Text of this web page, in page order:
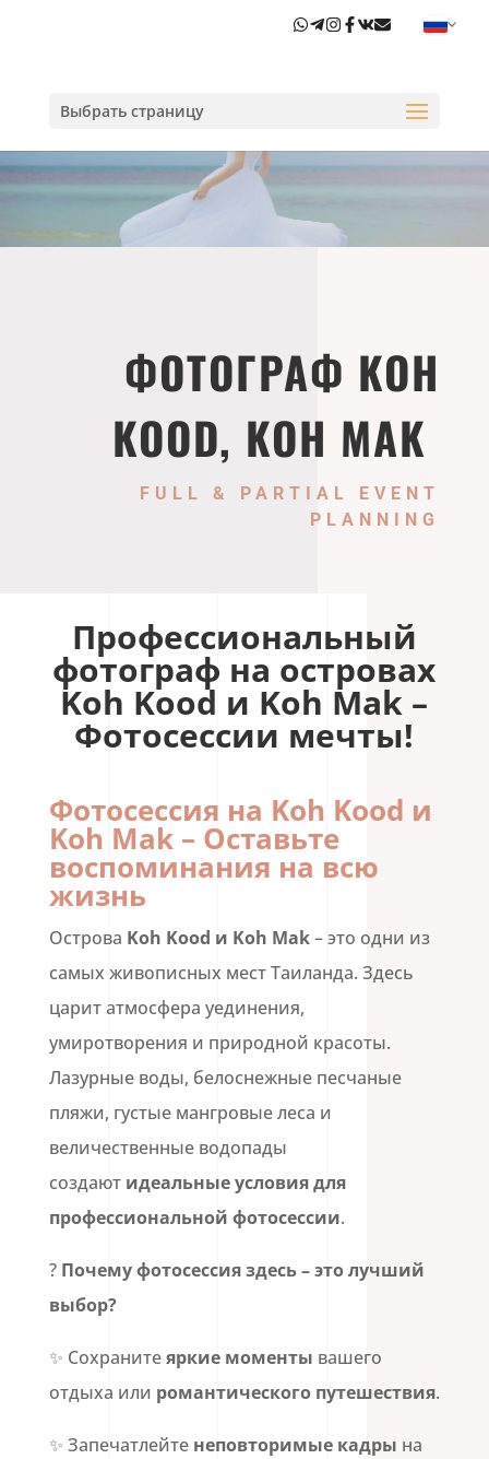
Выбрать страницу
ФОТОГРАФ KOH
KOOD, KOH MAK
FULL & PARTIAL EVENT
PLANNING
Профессиональный
фотограф на островах
Koh Kood и Koh Mak –
Фотосессии мечты!
Фотосессия на Koh Kood и
Koh Mak – Оставьте
воспоминания на всю
жизнь
Острова Koh Kood и Koh Mak– это одни из
самых живописных мест Таиланда. Здесь
царит атмосфера уединения,
умиротворения и природной красоты.
Лазурные воды, белоснежные песчаные
пляжи, густые мангровые леса и
величественные водопады
создают идеальные условия для
профессиональной фотосессии.
? Почему фотосессия здесь – это лучший
выбор?
✨ Сохранитеяркие моменты вашего
отдыха или романтического путешествия.
✨ Запечатлейте неповторимые кадры на